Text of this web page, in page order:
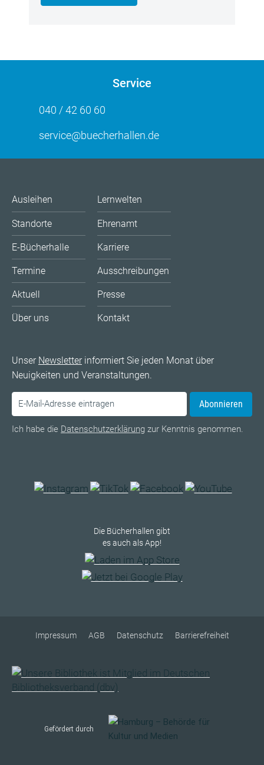
Service
040 / 42 60 60
service@buecherhallen.de
Ausleihen
Standorte
E-Bücherhalle
Termine
Aktuell
Über uns
Lernwelten
Ehrenamt
Karriere
Ausschreibungen
Presse
Kontakt
Unser Newsletterinformiert Sie jeden Monat über
Neuigkeiten und Veranstaltungen.
Abonnieren
Ich habe die Datenschutzerklärung zur Kenntnis genommen.
Die Bücherhallen gibt
es auch als App!
Impressum AGB Datenschutz Barrierefreiheit
Gefördert durch